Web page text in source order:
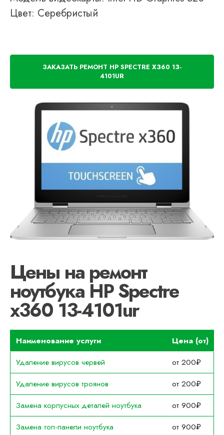
Цвет: Серебристый
ЗАКАЗАТЬ РЕМОНТ HP SPECTRE X360 13-
4101UR
Цены на ремонт
ноутбука HP Spectre
x360 13-4101ur
Наименование услуги
Цена (от)
Удаление вирусов червей
от 200₽
Удаление вирусов троянов
от 200₽
Замена корпусных деталей ноутбука
от 900₽
Замена топ-панели ноутбука
от 900₽